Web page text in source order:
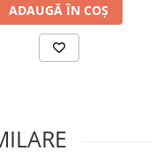
ADAUGĂ ÎN COȘ